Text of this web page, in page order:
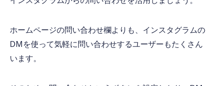
ホームページの問い合わせ欄よりも、インスタグラムの
DMを使って気軽に問い合わせするユーザーもたくさん
います。